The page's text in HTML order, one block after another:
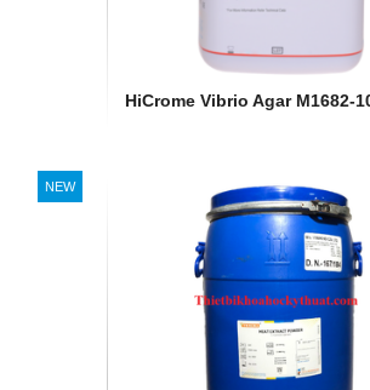
HiCrome Vibrio Agar M1682-
NEW